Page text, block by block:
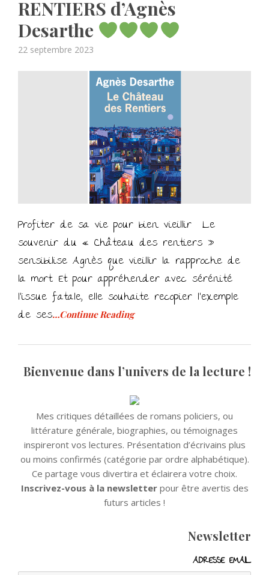
RENTIERS d’Agnès
Desarthe
Posted
22 septembre 2023
Profiter de sa vie pour bien vieillir Le
souvenir du « Château des rentiers »
sensibilise Agnès que vieillir la rapproche de
la mort. Et pour appréhender avec sérénité
l’issue fatale, elle souhaite recopier l’exemple
de ses…Continue Reading
Bienvenue dans l’univers de la lecture !
Mes critiques détaillées de romans policiers, ou
littérature générale, biographies, ou témoignages
inspireront vos lectures. Présentation d’écrivains plus
ou moins confirmés (catégorie par ordre alphabétique).
Ce partage vous divertira et éclairera votre choix.
Inscrivez-vous à la newsletterpour être avertis des
futurs articles !
Newsletter
ADRESSE EMAIL